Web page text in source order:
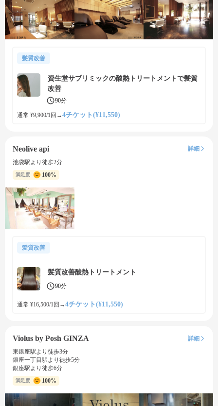
髪質改善
資生堂サブリミックの酸熱トリートメントで髪質
改善
90分
通常 ¥9,900/1回 →4チケット(¥11,550)
Neolive api
詳細
池袋駅より徒歩2分
満足度 100%
髪質改善
髪質改善酸熱トリートメント
90分
通常 ¥16,500/1回 →4チケット(¥11,550)
Violus by Posh GINZA
詳細
東銀座駅より徒歩3分
銀座一丁目駅より徒歩5分
銀座駅より徒歩6分
満足度 100%